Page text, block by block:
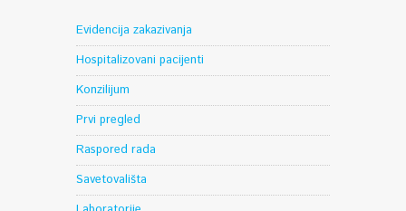
Evidencija zakazivanja
Hospitalizovani pacijenti
Konzilijum
Prvi pregled
Raspored rada
Savetovališta